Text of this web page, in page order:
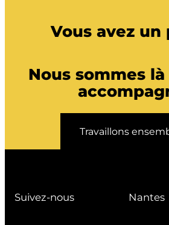
Vous avez un
Nous sommes
Travaillons
Suivez-nous Nantes